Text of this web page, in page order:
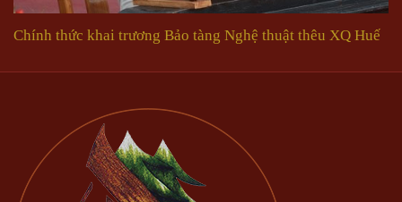
Chính thức khai trương Bảo tàng Nghệ thuật thêu XQ Huế